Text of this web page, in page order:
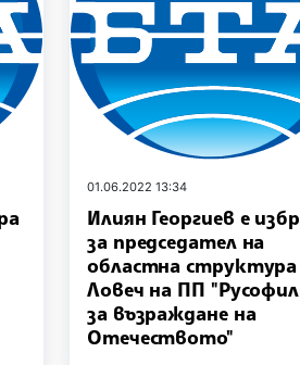
01.06.2022 13:34
Илиян Георгиев е
за председател на
областна структура
Ловеч на ПП
за възраждане на
Отечеството"